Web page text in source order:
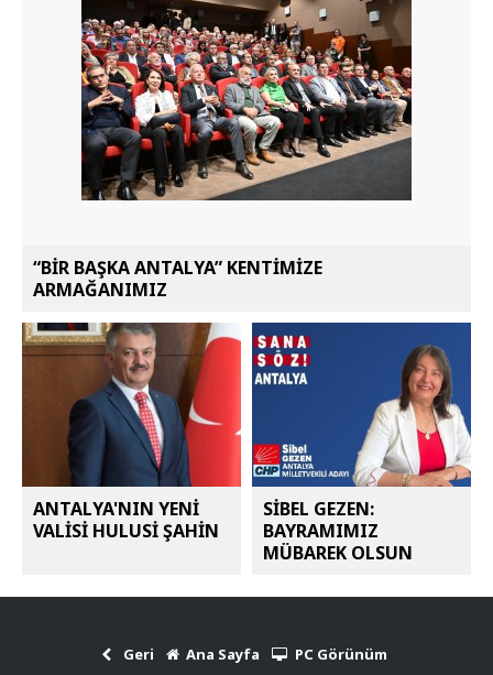
“BİR BAŞKA ANTALYA” KENTİMİZE
ARMAĞANIMIZ
ANTALYA'NIN YENİ
VALİSİ HULUSİ ŞAHİN
SİBEL GEZEN:
BAYRAMIMIZ
MÜBAREK OLSUN
Geri Ana Sayfa PC Görünüm